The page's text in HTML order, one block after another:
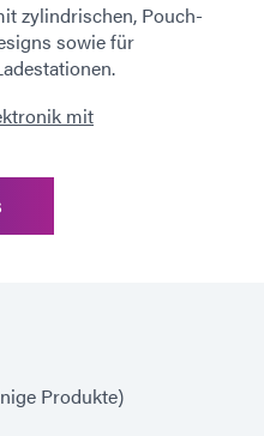
zylindrischen, Pouch-
sowie für
mit
Produkte)